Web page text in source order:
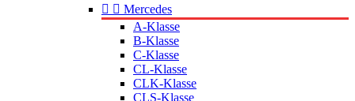
  Mercedes
A-Klasse
B-Klasse
C-Klasse
CL-Klasse
CLK-Klasse
CLS-Klasse